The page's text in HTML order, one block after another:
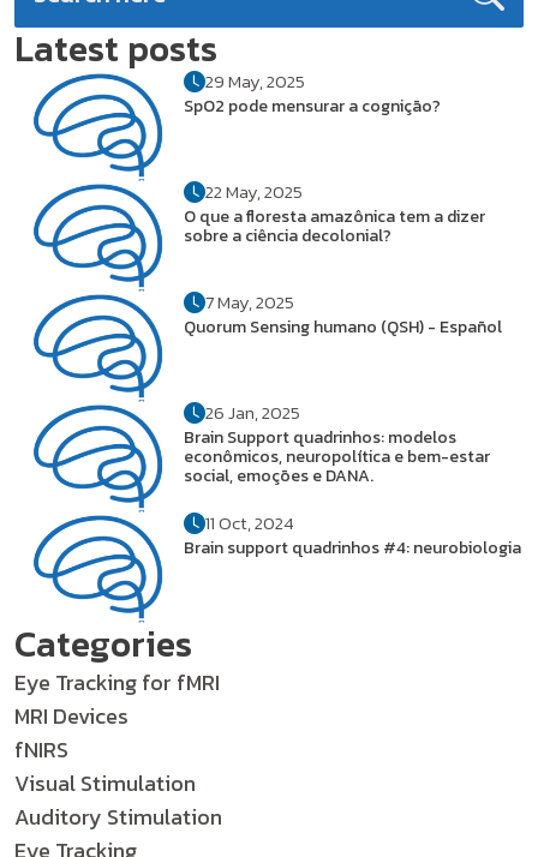
Latest posts
29 May, 2025
SpO2 pode mensurar a cognição?
22 May, 2025
O que a floresta amazônica tem a dizer
sobre a ciência decolonial?
7 May, 2025
Quorum Sensing humano (QSH) - Español
26 Jan, 2025
Brain Support quadrinhos: modelos
econômicos, neuropolítica e bem-estar
social, emoções e DANA.
11 Oct, 2024
Brain support quadrinhos #4: neurobiologia
Categories
Eye Tracking for fMRI
MRI Devices
fNIRS
Visual Stimulation
Auditory Stimulation
Eye Tracking